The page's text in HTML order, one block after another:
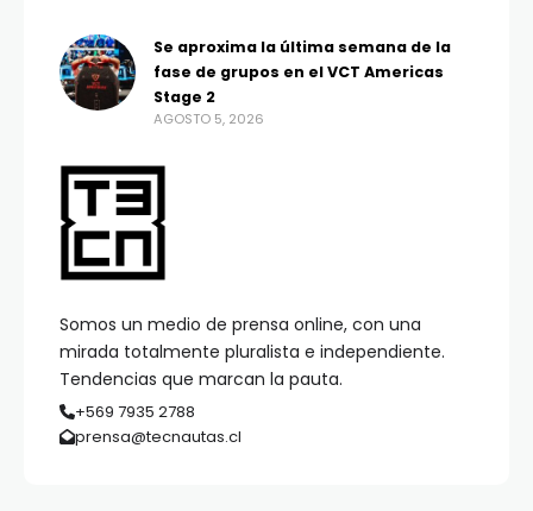
Somos un medio de prensa online, con una
mirada totalmente pluralista e independiente.
Tendencias que marcan la pauta.
+569 7935 2788
prensa@tecnautas.cl
Se aproxima la última semana de la
fase de grupos en el VCT Americas
Stage 2
AGOSTO 5, 2026